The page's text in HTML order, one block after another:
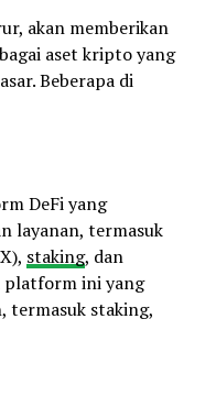
akan memberikan
aset kripto yang
Beberapa di
DeFi yang
layanan, termasuk
staking, dan
platform ini yang
termasuk staking,